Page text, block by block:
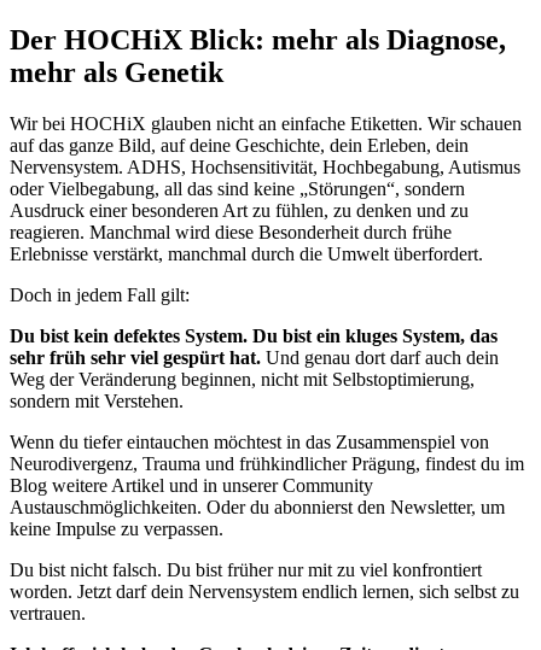
Der HOCHiX Blick: mehr als Diagnose,
mehr als Genetik
Wir bei HOCHiX glauben nicht an einfache Etiketten. Wir schauen
auf das ganze Bild, auf deine Geschichte, dein Erleben, dein
Nervensystem. ADHS, Hochsensitivität, Hochbegabung, Autismus
oder Vielbegabung, all das sind keine „Störungen“, sondern
Ausdruck einer besonderen Art zu fühlen, zu denken und zu
reagieren. Manchmal wird diese Besonderheit durch frühe
Erlebnisse verstärkt, manchmal durch die Umwelt überfordert.
Doch in jedem Fall gilt:
Du bist kein defektes System. Du bist ein kluges System, das
sehr früh sehr viel gespürt hat. Und genau dort darf auch dein
Weg der Veränderung beginnen, nicht mit Selbstoptimierung,
sondern mit Verstehen.
Wenn du tiefer eintauchen möchtest in das Zusammenspiel von
Neurodivergenz, Trauma und frühkindlicher Prägung, findest du im
Blog weitere Artikel und in unserer Community
Austauschmöglichkeiten. Oder du abonnierst den Newsletter, um
keine Impulse zu verpassen.
Du bist nicht falsch. Du bist früher nur mit zu viel konfrontiert
worden. Jetzt darf dein Nervensystem endlich lernen, sich selbst zu
vertrauen.